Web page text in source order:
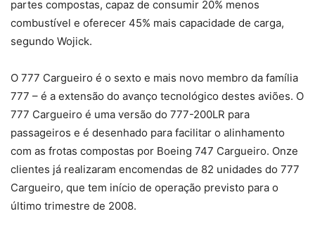
partes compostas, capaz de consumir 20% menos
combustível e oferecer 45% mais capacidade de carga,
segundo Wojick.
O 777 Cargueiro é o sexto e mais novo membro da família
777 – é a extensão do avanço tecnológico destes aviões. O
777 Cargueiro é uma versão do 777-200LR para
passageiros e é desenhado para facilitar o alinhamento
com as frotas compostas por Boeing 747 Cargueiro. Onze
clientes já realizaram encomendas de 82 unidades do 777
Cargueiro, que tem início de operação previsto para o
último trimestre de 2008.